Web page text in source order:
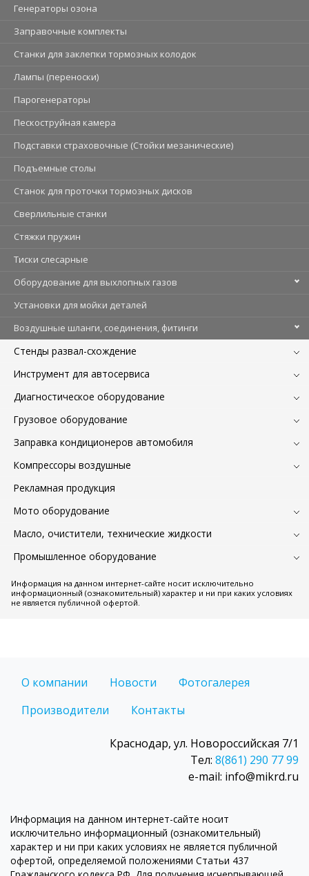
Генераторы озона
Заправочные комплекты
Станки для заклепки тормозных колодок
Лампы (переноски)
Парогенераторы
Пескоструйная камера
Подставки страховочные (Стойки мезанические)
Подъемные столы
Станок для проточки тормозных дисков
Сверлильные станки
Стяжки пружин
Тиски слесарные
Оборудование для выхлопных газов
Установки для мойки деталей
Воздушные шланги, соединения, фитинги
Стенды развал-схождение
Инструмент для автосервиса
Диагностическое оборудование
Грузовое оборудование
Заправка кондиционеров автомобиля
Компрессоры воздушные
Рекламная продукция
Мото оборудование
Масло, очистители, технические жидкости
Промышленное оборудование
Информация на данном интернет-сайте носит исключительно
информационный (ознакомительный) характер и ни при каких условиях
не является публичной офертой.
О компании Новости
Фотогалерея
Производители
Контакты
Краснодар, ул. Новороссийская 7/1
Тел: 8(861) 290 77 99
e-mail: info@mikrd.ru
Информация на данном интернет-сайте носит
исключительно информационный (ознакомительный)
характер и ни при каких условиях не является публичной
офертой, определяемой положениями Статьи 437